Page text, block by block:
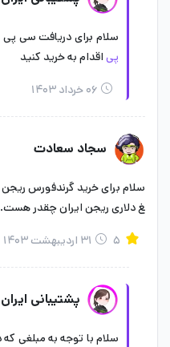
آیا ریجن بر جوایز گرند
ریجن یکی از عوامل موثر در
این تأثیرات می‌توانند شامل
نوع جوایز، و حتی قیمت‌گذاری
سلام برای دریافت سی
پی اقدام به خرید کنید
۰۶ خرداد ۱۴۰۳
سجاد سعادت
سلام برای خرید گرندفورس ریجن
غ دلاری ریجن ایران چقدر
۳۱ اردیبهشت ۱۴۰۳
پشتیبانی
سلام با توجه به مبلغی